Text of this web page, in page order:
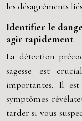
les désagréments
Identifier le
agir rapidement
La détection
sagesse est
importantes. Il
symptômes
tarder si vous